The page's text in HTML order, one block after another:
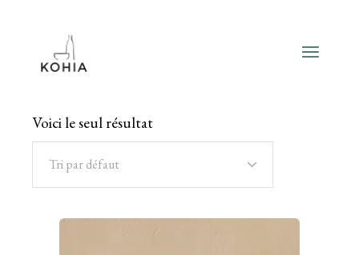
Voici le seul résultat
Tri par défaut